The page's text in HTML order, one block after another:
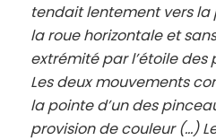
tendait lentement vers
la roue horizontale et
extrémité par l’étoile des
Les deux mouvements
la pointe d’un des
provision de couleur (…)